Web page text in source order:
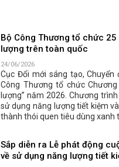
Bộ Công Thương tổ chức
lượng trên toàn quốc
24/06/2026
Cục Đổi mới sáng tạo, Chuyển
Công Thương tổ chức
lượng” năm 2026. Chương
sử dụng năng lượng tiết kiệm
thành thói quen tiêu dùng xanh
Sắp diễn ra Lễ phát động
về sử dụng năng lượng tiết